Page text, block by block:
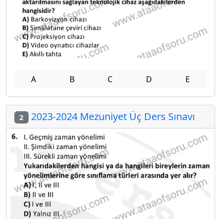
A B C D E
2 2023-2024 Mezuniyet Üç Ders Sınavı